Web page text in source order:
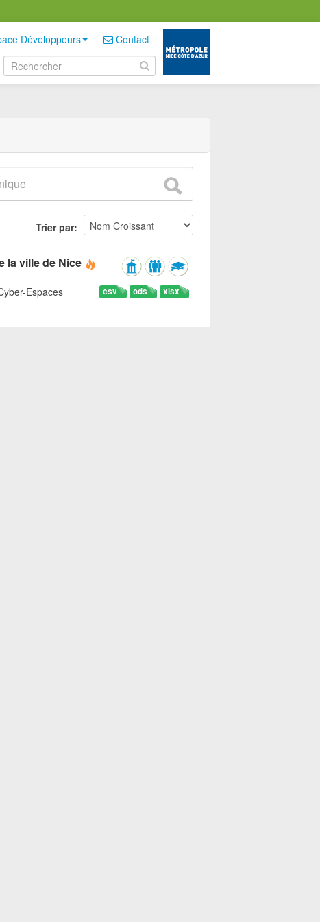
Développeurs Contact
Trier par
la ville de Nice
xlsx
ods
csv
Espaces